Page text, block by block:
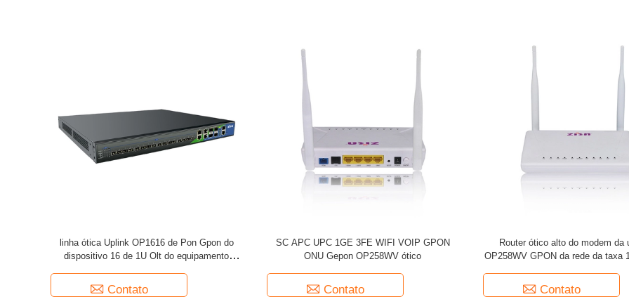
usoPrograma de teste rigoroso, conformidade com standard internacionais, tais como o FCC, o CE e o
teste pelo equipamento automático, baixos custos de gastos de fabricaçãoTomadas de fábrica, inventário
obter o apoio profissionalForneça o inventário adequado, transporte rápidoEstudo da tecnologia da parada
linha ótica Uplink OP1616 de Pon Gpon do
dispositivo 16 de 1U Olt do equipamento
Contato
SC APC UPC 1GE 3FE WIFI VOIP GPON
ONU Gepon OP258WV ótico
Contato
Router ótico alto do modem da
OP258WV GPON da rede da taxa
Contato